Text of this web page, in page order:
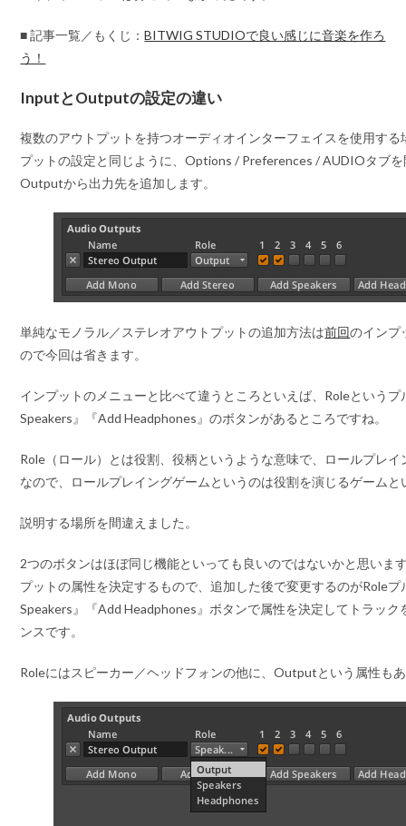
■ 記事一覧／もくじ：BITWIG STUDIOで良い感じに音楽を作ろ
う！
InputとOutputの設定の違い
複数のアウトプットを持つオーディオインターフェイスを使用す
プットの設定と同じように、Options / Preferences / AUDIOタブ
Outputから出力先を追加します。
単純なモノラル／ステレオアウトプットの追加方法は前回のインプ
ので今回は省きます。
インプットのメニューと比べて違うところといえば、Roleという
Speakers』『Add Headphones』のボタンがあるところですね。
Role（ロール）とは役割、役柄というような意味で、ロールプレ
なので、ロールプレイングゲームというのは役割を演じるゲームと
説明する場所を間違えました。
2つのボタンはほぼ同じ機能といっても良いのではないかと思いま
プットの属性を決定するもので、追加した後で変更するのがRole
Speakers』『Add Headphones』ボタンで属性を決定してトラッ
ンスです。
Roleにはスピーカー／ヘッドフォンの他に、Outputという属性も